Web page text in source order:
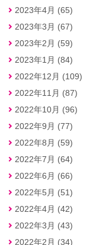
2023年4月 (65)
2023年3月 (67)
2023年2月 (59)
2023年1月 (84)
2022年12月 (109)
2022年11月 (87)
2022年10月 (96)
2022年9月 (77)
2022年8月 (59)
2022年7月 (64)
2022年6月 (66)
2022年5月 (51)
2022年4月 (42)
2022年3月 (43)
2022年2月 (34)